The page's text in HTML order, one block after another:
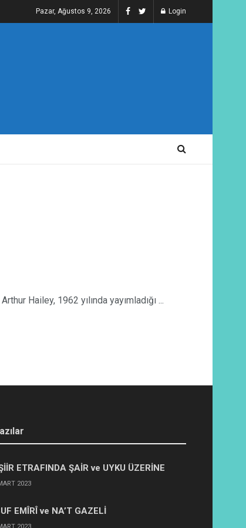
Pazar, Ağustos 9, 2026 Login
Hailey, 1962 yılında yayımladığı ...
ETRAFINDA ŞAİR ve UYKU ÜZERİNE
2023
EMÎRÎ ve NA’T GAZELİ